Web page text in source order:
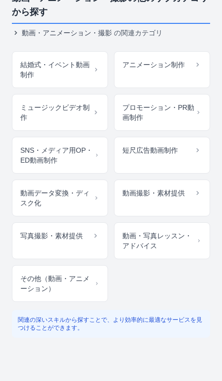
から探す
動画・アニメーション・撮影 の関連カテゴリ
結婚式・イベント動画
制作
アニメーション制作
ミュージックビデオ制
作
プロモーション・PR動
画制作
SNS・メディア用OP・
ED動画制作
短尺広告動画制作
動画データ変換・ディ
スク化
動画撮影・素材提供
写真撮影・素材提供
動画・写真レッスン・
アドバイス
その他（動画・アニメ
ーション）
関連の深いスキルから探すことで、より効率的に最適なサービスを見
つけることができます。